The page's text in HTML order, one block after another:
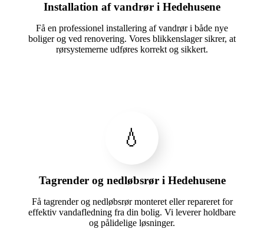
Installation af vandrør i Hedehusene
Få en professionel installering af vandrør i både nye
boliger og ved renovering. Vores blikkenslager sikrer, at
rørsystemerne udføres korrekt og sikkert.
💧
Tagrender og nedløbsrør i Hedehusene
Få tagrender og nedløbsrør monteret eller repareret for
effektiv vandafledning fra din bolig. Vi leverer holdbare
og pålidelige løsninger.